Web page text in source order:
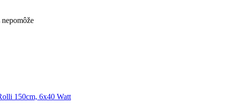
150cm, 6x40 Watt